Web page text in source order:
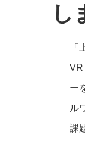
し
VR
ー
ル
課